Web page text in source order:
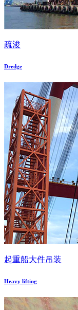
疏浚
Dredge
起重船大件吊装
Heavy lifting